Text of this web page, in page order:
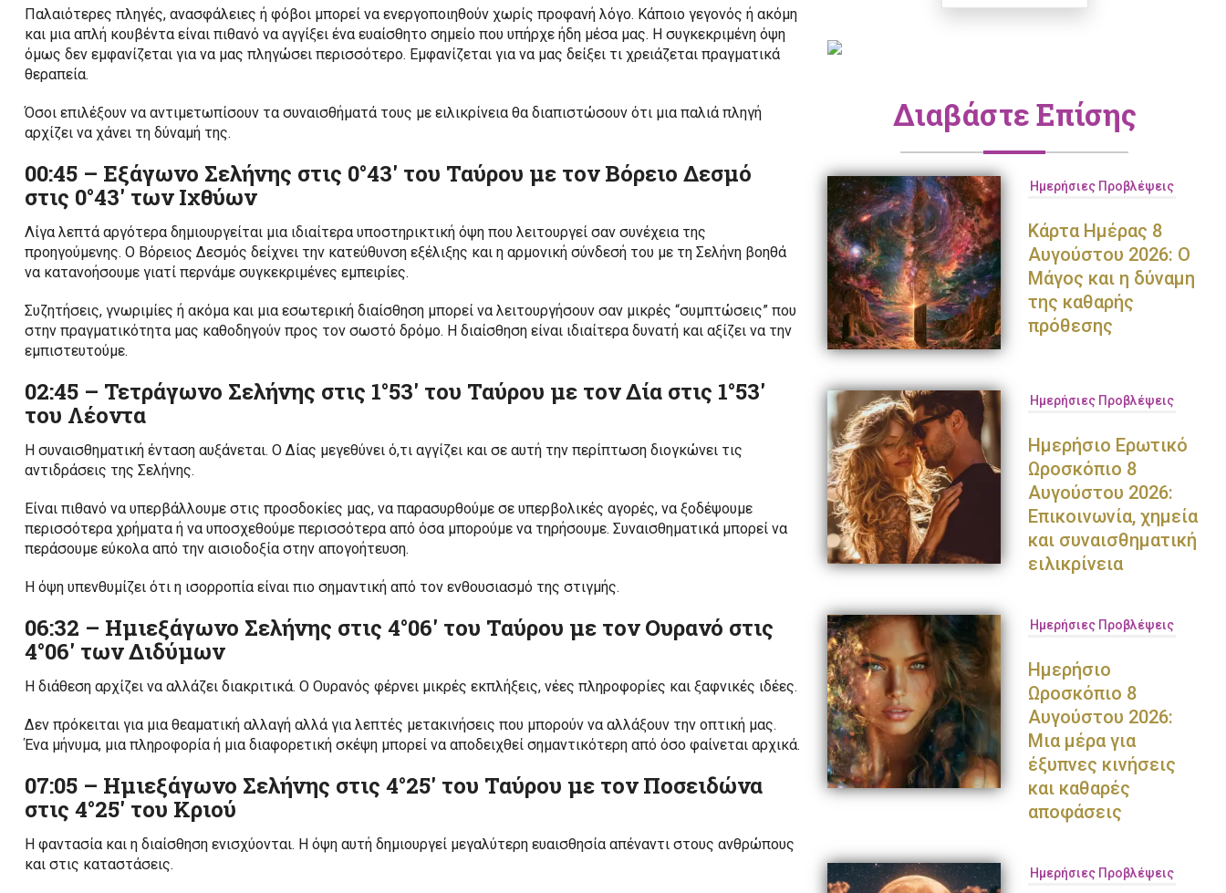
Παλαιότερες πληγές, ανασφάλειες ή φόβοι μπορεί να ενεργοποιηθούν χωρίς προφανή λόγο. Κάποιο γεγονός ή ακόμη
και μια απλή κουβέντα είναι πιθανό να αγγίξει ένα ευαίσθητο σημείο που υπήρχε ήδη μέσα μας. Η συγκεκριμένη όψη
όμως δεν εμφανίζεται για να μας πληγώσει περισσότερο. Εμφανίζεται για να μας δείξει τι χρειάζεται πραγματικά
θεραπεία.
Όσοι επιλέξουν να αντιμετωπίσουν τα συναισθήματά τους με ειλικρίνεια θα διαπιστώσουν ότι μια παλιά πληγή
αρχίζει να χάνει τη δύναμή της.
00:45 – Εξάγωνο Σελήνης στις 0°43′ του Ταύρου με τον Βόρειο Δεσμό
στις 0°43′ των Ιχθύων
Λίγα λεπτά αργότερα δημιουργείται μια ιδιαίτερα υποστηρικτική όψη που λειτουργεί σαν συνέχεια της
προηγούμενης. Ο Βόρειος Δεσμός δείχνει την κατεύθυνση εξέλιξης και η αρμονική σύνδεσή του με τη Σελήνη βοηθά
να κατανοήσουμε γιατί περνάμε συγκεκριμένες εμπειρίες.
Συζητήσεις, γνωριμίες ή ακόμα και μια εσωτερική διαίσθηση μπορεί να λειτουργήσουν σαν μικρές “συμπτώσεις” που
στην πραγματικότητα μας καθοδηγούν προς τον σωστό δρόμο. Η διαίσθηση είναι ιδιαίτερα δυνατή και αξίζει να την
εμπιστευτούμε.
02:45 – Τετράγωνο Σελήνης στις 1°53′ του Ταύρου με τον Δία στις 1°53′
του Λέοντα
Η συναισθηματική ένταση αυξάνεται. Ο Δίας μεγεθύνει ό,τι αγγίζει και σε αυτή την περίπτωση διογκώνει τις
αντιδράσεις της Σελήνης.
Είναι πιθανό να υπερβάλλουμε στις προσδοκίες μας, να παρασυρθούμε σε υπερβολικές αγορές, να ξοδέψουμε
περισσότερα χρήματα ή να υποσχεθούμε περισσότερα από όσα μπορούμε να τηρήσουμε. Συναισθηματικά μπορεί να
περάσουμε εύκολα από την αισιοδοξία στην απογοήτευση.
Η όψη υπενθυμίζει ότι η ισορροπία είναι πιο σημαντική από τον ενθουσιασμό της στιγμής.
06:32 – Ημιεξάγωνο Σελήνης στις 4°06′ του Ταύρου με τον Ουρανό στις
4°06′ των Διδύμων
Η διάθεση αρχίζει να αλλάζει διακριτικά. Ο Ουρανός φέρνει μικρές εκπλήξεις, νέες πληροφορίες και ξαφνικές ιδέες.
Δεν πρόκειται για μια θεαματική αλλαγή αλλά για λεπτές μετακινήσεις που μπορούν να αλλάξουν την οπτική μας.
Ένα μήνυμα, μια πληροφορία ή μια διαφορετική σκέψη μπορεί να αποδειχθεί σημαντικότερη από όσο φαίνεται αρχικά.
07:05 – Ημιεξάγωνο Σελήνης στις 4°25′ του Ταύρου με τον Ποσειδώνα
στις 4°25′ του Κριού
Η φαντασία και η διαίσθηση ενισχύονται. Η όψη αυτή δημιουργεί μεγαλύτερη ευαισθησία απέναντι στους ανθρώπους
και στις καταστάσεις.
Διαβάστε Επίσης
Ημερήσιες Προβλέψεις
Κάρτα Ημέρας 8
Αυγούστου 2026: Ο
Μάγος και η δύναμη
της καθαρής
πρόθεσης
Ημερήσιες Προβλέψεις
Ημερήσιο Ερωτικό
Ωροσκόπιο 8
Αυγούστου 2026:
Επικοινωνία, χημεία
και συναισθηματική
ειλικρίνεια
Ημερήσιες Προβλέψεις
Ημερήσιο
Ωροσκόπιο 8
Αυγούστου 2026:
Μια μέρα για
έξυπνες κινήσεις
και καθαρές
αποφάσεις
Ημερήσιες Προβλέψεις